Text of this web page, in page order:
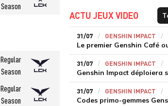
Season
Regular
Season
Regular
Season
ACTU JEUX VIDEO
31/07 GENSHIN IMPACT
31/07 GENSHIN IMPACT
31/07 GENSHIN IMPACT